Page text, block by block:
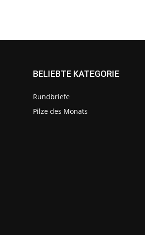
BELIEBTE KATEGORIE
Rundbriefe
Pilze des Monats